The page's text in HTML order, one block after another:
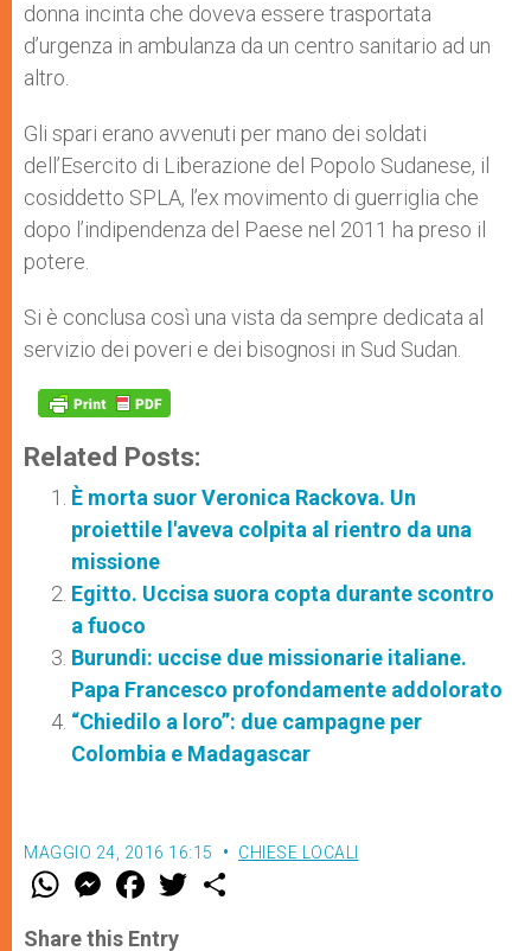
donna incinta che doveva essere trasportata
d’urgenza in ambulanza da un centro sanitario ad un
altro.
Gli spari erano avvenuti per mano dei soldati
dell’Esercito di Liberazione del Popolo Sudanese, il
cosiddetto SPLA, l’ex movimento di guerriglia che
dopo l’indipendenza del Paese nel 2011 ha preso il
potere.
Si è conclusa così una vista da sempre dedicata al
servizio dei poveri e dei bisognosi in Sud Sudan.
Related Posts:
È morta suor Veronica Rackova. Un
proiettile l'aveva colpita al rientro da una
missione
Egitto. Uccisa suora copta durante scontro
a fuoco
Burundi: uccise due missionarie italiane.
Papa Francesco profondamente addolorato
“Chiedilo a loro”: due campagne per
Colombia e Madagascar
MAGGIO 24, 2016 16:15 CHIESE LOCALI
W
t
M
e
s
F
a
e
w
Share this Entry